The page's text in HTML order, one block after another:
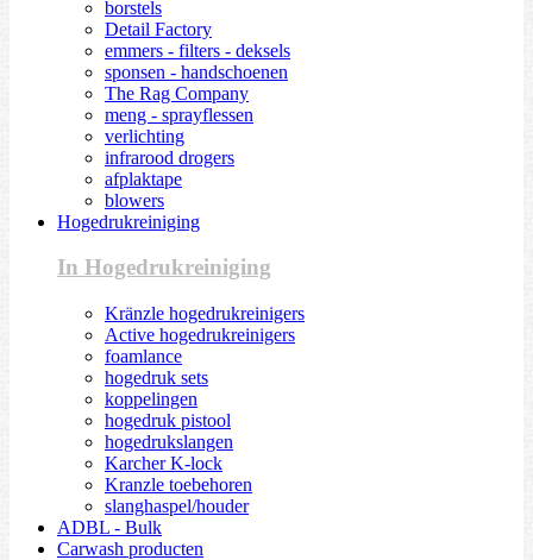
borstels
Detail Factory
emmers - filters - deksels
sponsen - handschoenen
The Rag Company
meng - sprayflessen
verlichting
infrarood drogers
afplaktape
blowers
Hogedrukreiniging
In Hogedrukreiniging
Kränzle hogedrukreinigers
Active hogedrukreinigers
foamlance
hogedruk sets
koppelingen
hogedruk pistool
hogedrukslangen
Karcher K-lock
Kranzle toebehoren
slanghaspel/houder
ADBL - Bulk
Carwash producten